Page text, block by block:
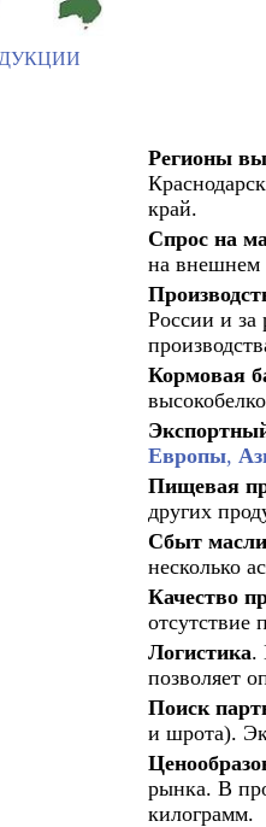
Регионы
край.
Спрос на
на внешнем
России и
Кормовая
Европы,
Пищевая
других
Сбыт
несколько
Качество
отсутствие
Логистика.
позволяет
Поиск
и шрота).
рынка. В
килограмм.